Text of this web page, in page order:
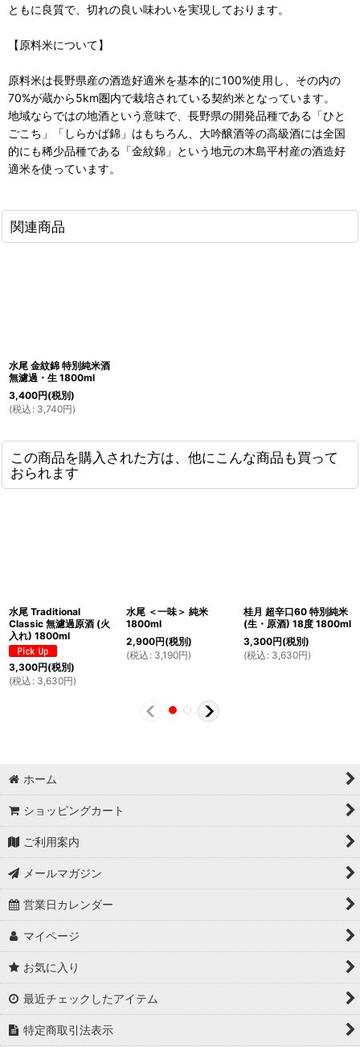
ともに良質で、切れの良い味わいを実現しております。
【原料米について】
原料米は長野県産の酒造好適米を基本的に100%使用し、その内の
70%が蔵から5km圏内で栽培されている契約米となっています。
地域ならではの地酒という意味で、長野県の開発品種である「ひと
ごこち」「しらかば錦」はもちろん、大吟醸酒等の高級酒には全国
的にも稀少品種である「金紋錦」という地元の木島平村産の酒造好
適米を使っています。
関連商品
水尾 金紋錦 特別純米酒
無濾過・生 1800ml
3,400円(税別)
(税込 : 3,740円)
この商品を購入された方は、他にこんな商品も買って
おられます
水尾 Traditional
Classic 無濾過原酒 (火
入れ) 1800ml
3,300円(税別)
(税込 : 3,630円)
水尾 ＜一味＞ 純米
1800ml
2,900円(税別)
(税込 : 3,190円)
桂月 超辛口60 特別純米
(生・原酒) 18度 1800ml
3,300円(税別)
(税込 : 3,630円)
ホーム
ショッピングカート
ご利用案内
メールマガジン
営業日カレンダー
マイページ
お気に入り
最近チェックしたアイテム
特定商取引法表示